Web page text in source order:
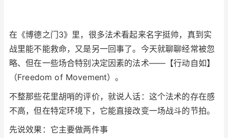
在《博德之门3》里，很多法术看起来名字挺帅，真到实
战里能不能救命，又是另一回事了。今天就聊聊经常被忽
略、但在一些场合特别决定因素的法术——【行动自如】
（Freedom of Movement）。
不整那些花里胡哨的评价，就说人话：这个法术的存在感
不高，但在特定环境下，它能直接改变一场战斗的节拍。
先说效果：它主要做两件事